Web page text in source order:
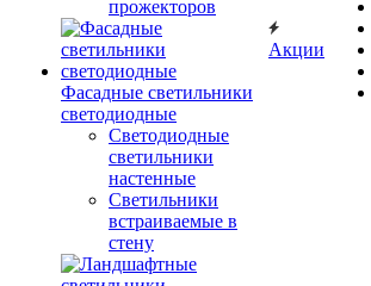
прожекторов
Фасадные светильники
светодиодные
Светодиодные
светильники
настенные
Светильники
встраиваемые в
стену
Акции